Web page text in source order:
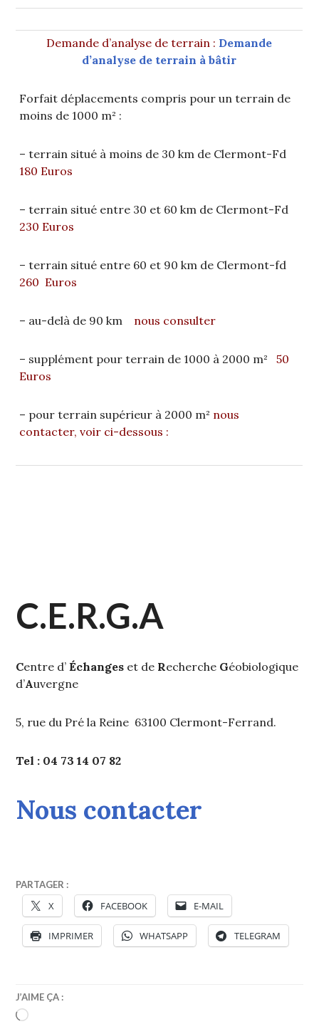
Demande d’analyse de terrain : Demande
d’analyse de terrain à bâtir
Forfait déplacements compris pour un terrain de
moins de 1000 m² :
– terrain situé à moins de 30 km de Clermont-Fd
180 Euros
– terrain situé entre 30 et 60 km de Clermont-Fd
230 Euros
– terrain situé entre 60 et 90 km de Clermont-fd
260 Euros
– au-delà de 90 km nous consulter
– supplément pour terrain de 1000 à 2000 m²
50
Euros
– pour terrain supérieur à 2000 m² nous
contacter, voir ci-dessous :
C.E.R.G.A
Centre d’ Échanges et de Recherche Géobiologique
d’Auvergne
5, rue du Pré la Reine 63100 Clermont-Ferrand.
Tel : 04 73 14 07 82
Nous contacter
PARTAGER :
X FACEBOOK E-MAIL
IMPRIMER WHATSAPP TELEGRAM
J’AIME ÇA :
CHARGEMENT…